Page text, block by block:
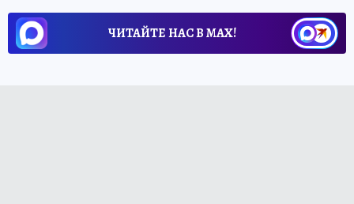
ЧИТАЙТЕ НАС В МАХ!